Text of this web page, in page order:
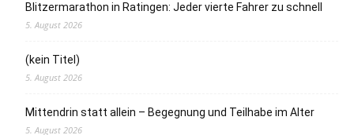
Blitzermarathon in Ratingen: Jeder vierte Fahrer zu schnell
5. August 2026
(kein Titel)
5. August 2026
Mittendrin statt allein – Begegnung und Teilhabe im Alter
5. August 2026